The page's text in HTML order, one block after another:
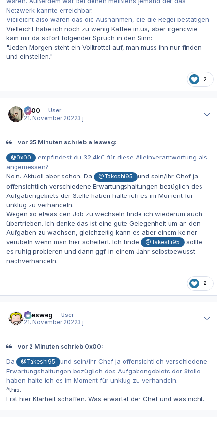
Netzwerk kannte erreichbar.
Vielleicht also waren das die Ausnahmen, die die Regel bestätigen
Vielleicht habe ich noch zu wenig Kaffee intus, aber irgendwie
kam mir da sofort folgender Spruch in den Sinn:
"Jeden Morgen steht ein Volltrottel auf, man muss ihn nur finden
und einstellen."
2
0x00
User
21. November 20223 j
vor 35 Minuten schrieb allesweg:
@0x00
empfindest du 32,4k€ für diese Alleinverantwortung als
angemessen?
Nein. Aktuell aber schon. Da
@Takeshi95
und sein/ihr Chef ja
offensichtlich verschiedene Erwartungshaltungen bezüglich des
Aufgabengebiets der Stelle haben halte ich es im Moment für
unklug zu verhandeln.
Wegen so etwas den Job zu wechseln finde ich wiederum auch
übertrieben. Ich denke das ist eine gute Gelegenheit um an den
Aufgaben zu wachsen, gleichzeitig kann es aber einem keiner
verübeln wenn man hier scheitert. Ich finde
@Takeshi95
sollte
es ruhig probieren und dann ggf. in einem Jahr selbstbewusst
nachverhandeln.
2
allesweg
User
21. November 20223 j
vor 2 Minuten schrieb 0x00:
Da @Takeshi95
und sein/ihr Chef ja offensichtlich verschiedene
Erwartungshaltungen bezüglich des Aufgabengebiets der Stelle
haben halte ich es im Moment für unklug zu verhandeln.
^this.
Erst hier Klarheit schaffen. Was erwartet der Chef und was nicht.